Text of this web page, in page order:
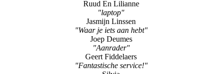
"Waterschade"
Wilfried Lochs
"reparatie mini i-pad"
Ruud En Lilianne
"laptop"
Jasmijn Linssen
"Waar je iets aan hebt"
Joep Deumes